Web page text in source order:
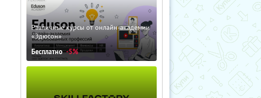
Различные курсы от онлайн-академии
«Эдюсон»
Бесплатно -5%